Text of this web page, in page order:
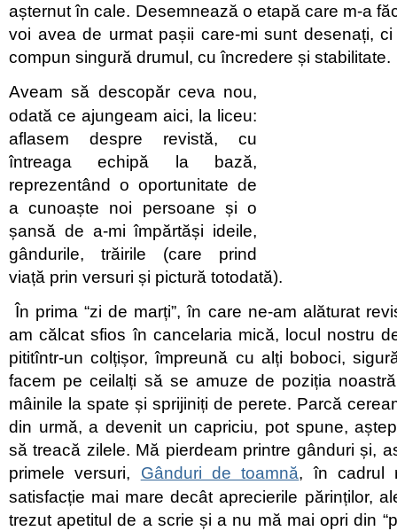
așternut în cale. Desemnează o etapă care m-a
voi avea de urmat pașii care-mi sunt desenați,
compun singură drumul, cu încredere și stabilitate.
Aveam să descopăr ceva nou,
odată ce ajungeam aici, la liceu:
aflasem despre revistă, cu
întreaga echipă la bază,
reprezentând o oportunitate de
a cunoaște noi persoane și o
șansă de a-mi împărtăși ideile,
gândurile, trăirile (care prind
viață prin versuri și pictură totodată).
În prima “zi de marți”, în care ne-am alăturat
am călcat sfios în cancelaria mică, locul nostru
pititîntr-un colțișor, împreună cu alți boboci,
facem pe ceilalți să se amuze de poziția noastră
mâinile la spate și sprijiniți de perete. Parcă
din urmă, a devenit un capriciu, pot spune,
să treacă zilele. Mă pierdeam printre gânduri și,
primele versuri, Gânduri de toamnă, în cadrul
satisfacție mai mare decât aprecierile părinților,
trezut apetitul de a scrie și a nu mă mai opri din